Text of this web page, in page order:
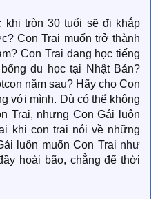
tròn 30 tuổi sẽ đi khắp
Con Trai muốn trở thành
Con Trai đang học tiếng
du học tại Nhật Bản?
năm sau? Hãy cho Con
với mình. Dù có thể không
Trai, nhưng Con Gái luôn
khi con trai nói về những
luôn muốn Con Trai như
hoài bão, chẳng để thời